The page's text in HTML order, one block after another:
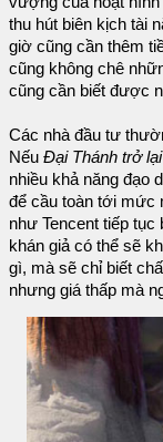
thu hút biên kịch tài
giờ cũng cần thêm
cũng không chê
cũng cần biết được
Các nhà đầu tư
Nếu Đại Thánh trở lại
nhiều khả năng đạo
để cầu toàn tới mức
như Tencent tiếp
khán giả có thể sẽ
gì, mà sẽ chỉ biết
nhưng giá thấp mà